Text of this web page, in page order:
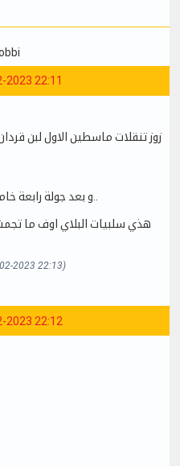
2023 22:11
زوز تنقلات ماسطين الاول لبن
هذي سلبيات البلاي اوف ما
2023 22:13)
2023 22:12